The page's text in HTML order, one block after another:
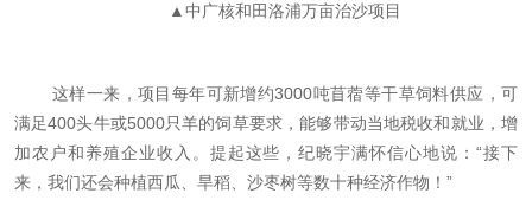
▲中广核和田洛浦万亩治沙项目
这样一来，项目每年可新增约3000吨苜蓿等干草饲料供应，可
满足400头牛或5000只羊的饲草要求，能够带动当地税收和就业，增
加农户和养殖企业收入。提起这些，纪晓宇满怀信心地说：“接下
来，我们还会种植西瓜、旱稻、沙枣树等数十种经济作物！”